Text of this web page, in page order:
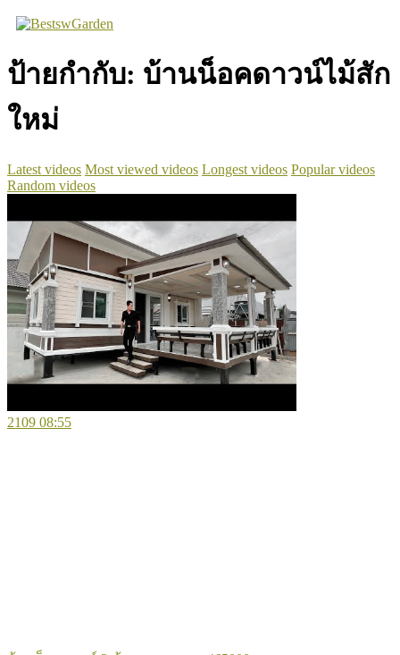
Skip
to
ป้ายกำกับ: บ้านน็อคดาวน์ไม้สัก
ใหม่
Latest videos Most viewed videos Longest videos Popular videos
Random videos
2109 08:55